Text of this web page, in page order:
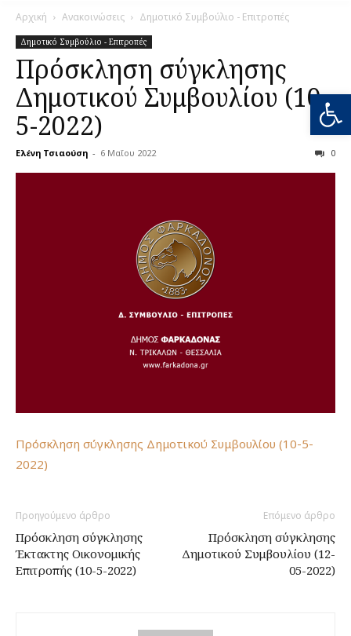
Αρχική Ανακοινώσεις Δημοτικό Συμβούλιο - Επιτροπές
Δημοτικό Συμβούλιο - Επιτροπές
Πρόσκληση σύγκλησης
Δημοτικού Συμβουλίου (10-
5-2022)
Ελένη Τσιαούση - 6 Μαΐου 2022 0
Πρόσκληση σύγκλησης Δημοτικού Συμβουλίου (10-5-
2022)
Προηγούμενο άρθρο
Πρόσκληση σύγκλησης
Έκτακτης Οικονομικής
Επιτροπής (10-5-2022)
Επόμενο άρθρο
Πρόσκληση σύγκλησης
Δημοτικού Συμβουλίου (12-
05-2022)